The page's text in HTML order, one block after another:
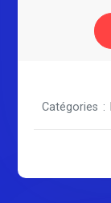
Catégories :